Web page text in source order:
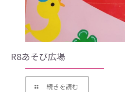
R8あそび広場
続きを読む